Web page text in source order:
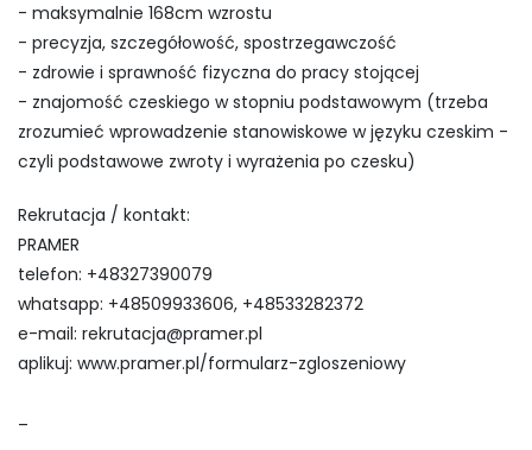
- maksymalnie 168cm wzrostu
- precyzja, szczegółowość, spostrzegawczość
- zdrowie i sprawność fizyczna do pracy stojącej
- znajomość czeskiego w stopniu podstawowym (trzeba
zrozumieć wprowadzenie stanowiskowe w języku czeskim -
czyli podstawowe zwroty i wyrażenia po czesku)
Rekrutacja / kontakt:
PRAMER
telefon: +48327390079
whatsapp: +48509933606, +48533282372
e-mail: rekrutacja@pramer.pl
aplikuj: www.pramer.pl/formularz-zgloszeniowy